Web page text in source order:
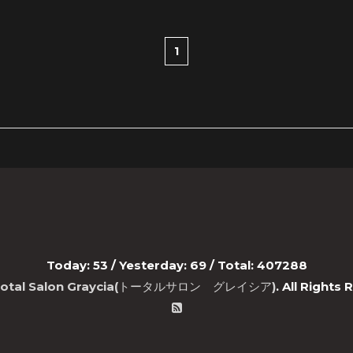
1
Today: 53 / Yesterday: 69/ Total: 407288
Salon Graycia(トータルサロン グレイシア). All Rights